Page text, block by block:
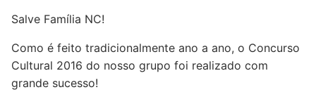
Salve Família NC!
Como é feito tradicionalmente ano a ano, o Concurso
Cultural 2016 do nosso grupo foi realizado com
grande sucesso!